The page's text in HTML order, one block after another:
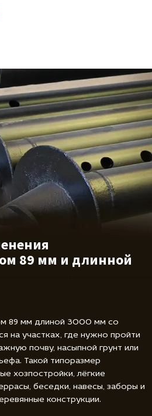
89 мм и длинной
89 мм длиной 3000 мм со
на участках, где нужно пройти
почву, насыпной грунт или
Такой типоразмер
хозпостройки, лёгкие
беседки, навесы, заборы и
конструкции.